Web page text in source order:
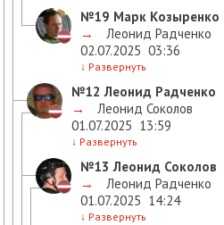
№19 Марк Козыренко
→
Леонид Радченко
02.07.2025 03:36
↓ Развернуть
№12 Леонид Радченко
→
Леонид Соколов
01.07.2025 13:59
↓ Развернуть
№13 Леонид Соколов
→
Леонид Радченко
01.07.2025 14:24
↓ Развернуть